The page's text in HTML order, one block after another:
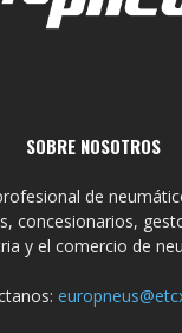
SOBRE NOSOTROS
de
concesionarios,
y el comercio de